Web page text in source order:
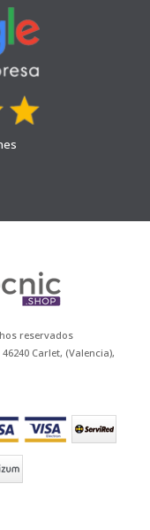
reservados
Carlet, (Valencia),